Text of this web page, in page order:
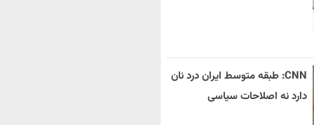
CNN: طبقه متوسط ایران درد نان
دارد نه اصلاحات سیاسی